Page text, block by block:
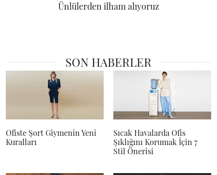
Ünlülerden ilham alıyoruz
SON HABERLER
Ofiste Şort Giymenin Yeni
Kuralları
Sıcak Havalarda Ofis
Şıklığını Korumak İçin 7
Stil Önerisi